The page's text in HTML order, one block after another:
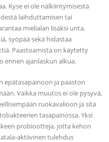
Kyse ei ole nälkiintymisestä
laihduttamisen tai
mielialan lisäksi unta,
syöpää sekä hidastaa
Paastoamista on käytetty
ennen ajanlaskun alkua.
ja paaston
Vaikka muutos ei ole pysyvä,
ruokavalioon ja sitä
tasapainossa. Yksi
probiootteja, jotta kehon
aktiivinen tulehdus